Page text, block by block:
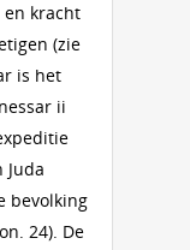
en kracht
(zie
is het
ii
bevolking
24). De